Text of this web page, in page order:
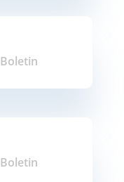
Boletin
Boletin